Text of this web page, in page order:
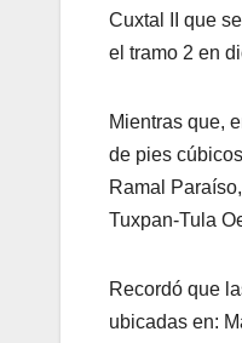
Cuxtal II que
el tramo 2 en
Mientras que,
de pies
Ramal
Tuxpan-Tula
Recordó que
ubicadas en: